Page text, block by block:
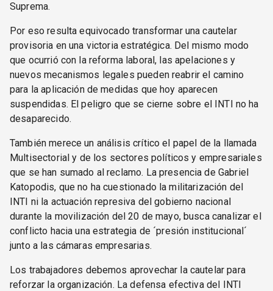
Suprema.
Por eso resulta equivocado transformar una cautelar
provisoria en una victoria estratégica. Del mismo modo
que ocurrió con la reforma laboral, las apelaciones y
nuevos mecanismos legales pueden reabrir el camino
para la aplicación de medidas que hoy aparecen
suspendidas. El peligro que se cierne sobre el INTI no ha
desaparecido.
También merece un análisis crítico el papel de la llamada
Multisectorial y de los sectores políticos y empresariales
que se han sumado al reclamo. La presencia de Gabriel
Katopodis, que no ha cuestionado la militarización del
INTI ni la actuación represiva del gobierno nacional
durante la movilización del 20 de mayo, busca canalizar el
conflicto hacia una estrategia de ´presión institucional´
junto a las cámaras empresarias.
Los trabajadores debemos aprovechar la cautelar para
reforzar la organización. La defensa efectiva del INTI